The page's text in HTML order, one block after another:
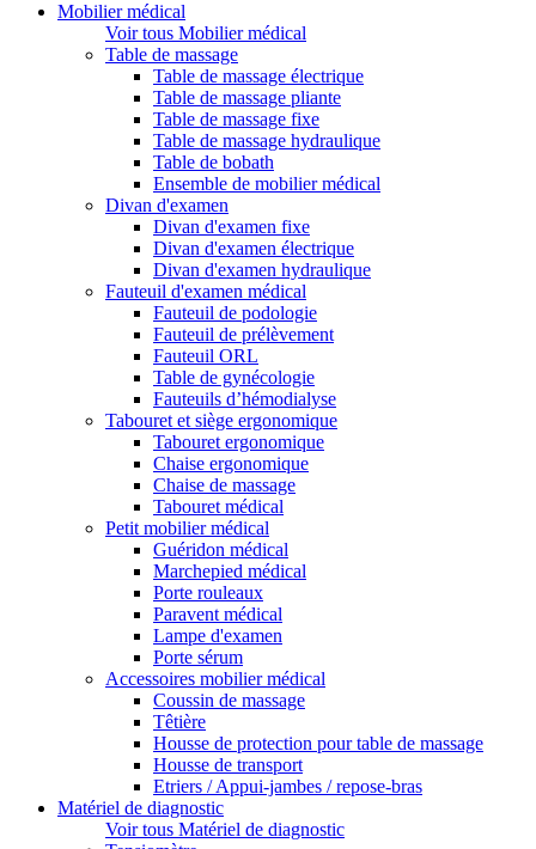
Mobilier médical
Voir tous Mobilier médical
Table de massage
Table de massage électrique
Table de massage pliante
Table de massage fixe
Table de massage hydraulique
Table de bobath
Ensemble de mobilier médical
Divan d'examen
Divan d'examen fixe
Divan d'examen électrique
Divan d'examen hydraulique
Fauteuil d'examen médical
Fauteuil de podologie
Fauteuil de prélèvement
Fauteuil ORL
Table de gynécologie
Fauteuils d’hémodialyse
Tabouret et siège ergonomique
Tabouret ergonomique
Chaise ergonomique
Chaise de massage
Tabouret médical
Petit mobilier médical
Guéridon médical
Marchepied médical
Porte rouleaux
Paravent médical
Lampe d'examen
Porte sérum
Accessoires mobilier médical
Coussin de massage
Têtière
Housse de protection pour table de massage
Housse de transport
Etriers / Appui-jambes / repose-bras
Matériel de diagnostic
Voir tous Matériel de diagnostic